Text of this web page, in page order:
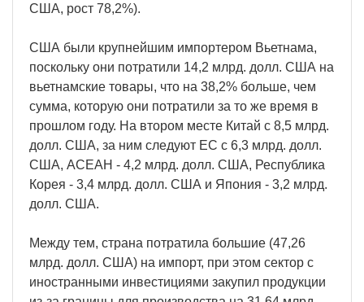
США, рост 78,2%).
США были крупнейшим импортером Вьетнама,
поскольку они потратили 14,2 млрд. долл. США на
вьетнамские товары, что на 38,2% больше, чем
сумма, которую они потратили за то же время в
прошлом году. На втором месте Китай с 8,5 млрд.
долл. США, за ним следуют ЕС с 6,3 млрд. долл.
США, АСЕАН - 4,2 млрд. долл. США, Республика
Корея - 3,4 млрд. долл. США и Япония - 3,2 млрд.
долл. США.
Между тем, страна потратила большие (47,26
млрд. долл. США) на импорт, при этом сектор с
иностранными инвестициями закупил продукции